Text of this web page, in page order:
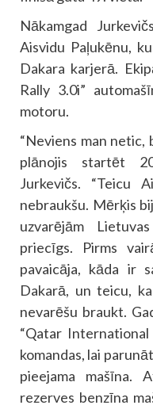
Nākamgad
Aisvidu Paļukēnu,
Dakara karjerā.
Rally 3.0i”
motoru.
“Neviens man netic,
plānojis startēt
Jurkevičs. “Teicu
nebraukšu. Mērķis
uzvarējām
priecīgs. Pirms
pavaicāja, kāda ir
Dakarā, un teicu,
nevarēšu braukt.
“Qatar International
komandas, lai
pieejama mašīna.
rezerves benzīna